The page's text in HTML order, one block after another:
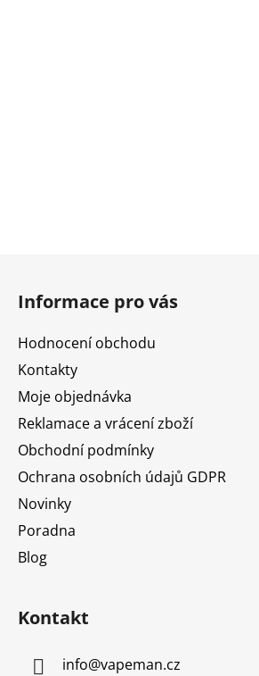
Informace pro vás
Hodnocení obchodu
Kontakty
Moje objednávka
Reklamace a vrácení zboží
Obchodní podmínky
Ochrana osobních údajů GDPR
Novinky
Poradna
Blog
Kontakt
info@vapeman.cz